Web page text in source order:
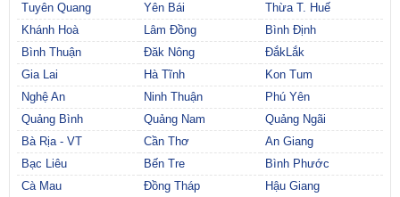
Tuyên Quang
Yên Bái
Thừa T. Huế
Khánh Hoà
Lâm Đồng
Bình Định
Bình Thuận
Đăk Nông
ĐắkLắk
Gia Lai
Hà Tĩnh
Kon Tum
Nghệ An
Ninh Thuận
Phú Yên
Quảng Bình
Quảng Nam
Quảng Ngãi
Bà Rịa - VT
Cần Thơ
An Giang
Bạc Liêu
Bến Tre
Bình Phước
Cà Mau
Đồng Tháp Hậu Giang